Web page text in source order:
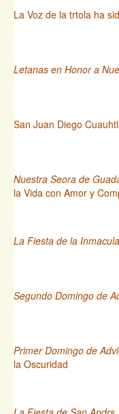
La Voz de la trtola ha
Letanas en Honor a
San Juan Diego
Nuestra Seora de
la Vida con Amor y
La Fiesta de la
Segundo Domingo de
Primer Domingo de
la Oscuridad